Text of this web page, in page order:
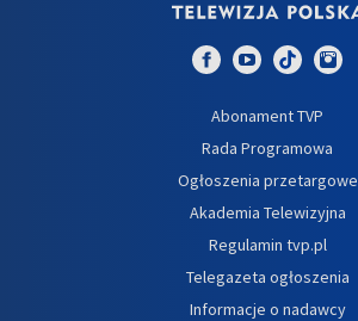
Abonament TVP
Rada Programowa
Ogłoszenia przetargowe
Akademia Telewizyjna
Regulamin tvp.pl
Telegazeta ogłoszenia
Informacje o nadawcy